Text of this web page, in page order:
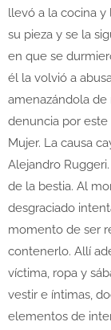
llevó a la cocina
su pieza y se la
en que se
él la volvió a
amenazándola
denuncia por este
Mujer. La causa
Alejandro
de la bestia. Al
desgraciado
momento de ser
contenerlo. Allí
víctima, ropa y
vestir e íntimas,
elementos de